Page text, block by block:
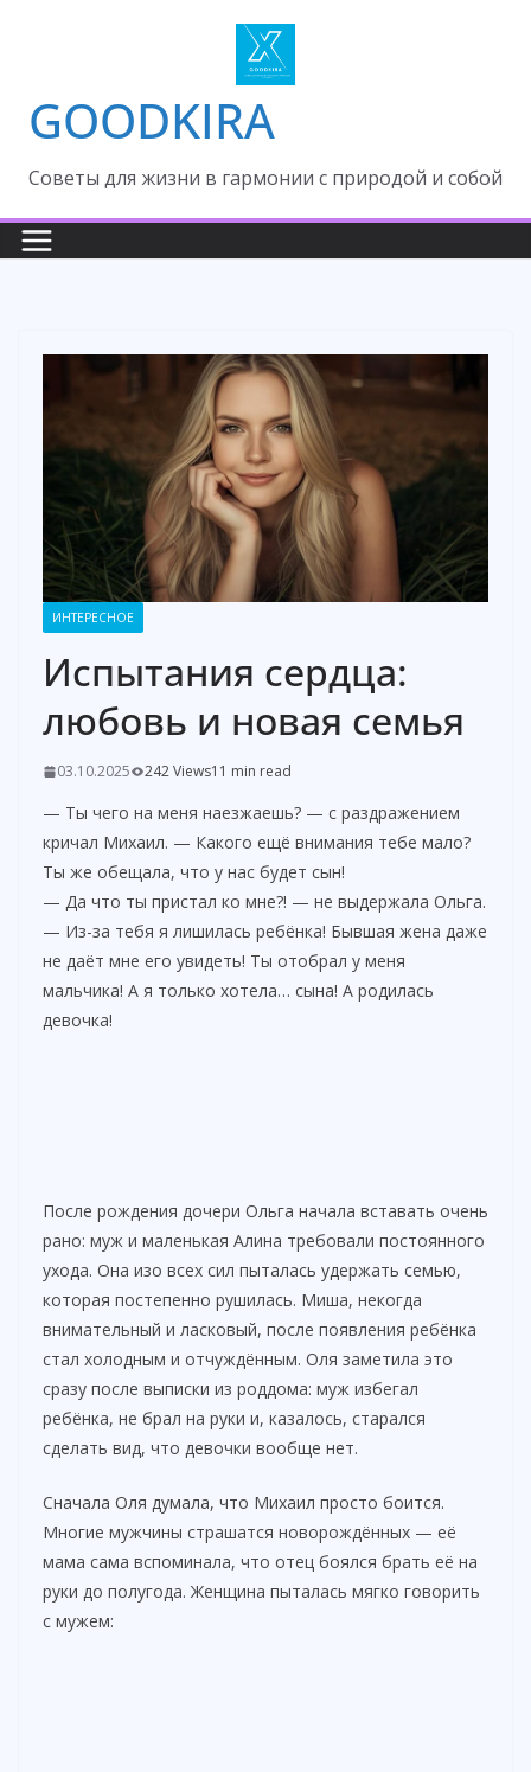
GOODKIRA
Cоветы для жизни в гармонии с природой и собой
ИНТЕРЕСНОЕ
Испытания сердца:
любовь и новая семья
03.10.2025 242 Views11 min read
— Ты чего на меня наезжаешь? — с раздражением
кричал Михаил. — Какого ещё внимания тебе мало?
Ты же обещала, что у нас будет сын!
— Да что ты пристал ко мне?! — не выдержала Ольга.
— Из-за тебя я лишилась ребёнка! Бывшая жена даже
не даёт мне его увидеть! Ты отобрал у меня
мальчика! А я только хотела… сына! А родилась
девочка!
После рождения дочери Ольга начала вставать очень
рано: муж и маленькая Алина требовали постоянного
ухода. Она изо всех сил пыталась удержать семью,
которая постепенно рушилась. Миша, некогда
внимательный и ласковый, после появления ребёнка
стал холодным и отчуждённым. Оля заметила это
сразу после выписки из роддома: муж избегал
ребёнка, не брал на руки и, казалось, старался
сделать вид, что девочки вообще нет.
Сначала Оля думала, что Михаил просто боится.
Многие мужчины страшатся новорождённых — её
мама сама вспоминала, что отец боялся брать её на
руки до полугода. Женщина пыталась мягко говорить
с мужем: